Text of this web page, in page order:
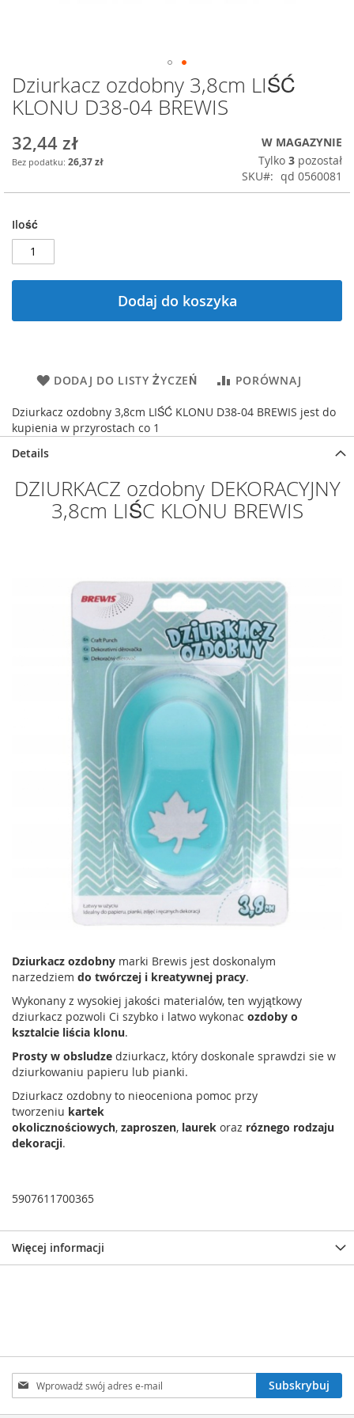
Przejdź
na
początek
Dziurkacz ozdobny 3,8cm LIŚĆ
KLONU D38-04 BREWIS
32,44 zł
26,37 zł
W MAGAZYNIE
Tylko 3 pozostał
SKU
qd 0560081
Ilość
Dodaj do koszyka
DODAJ DO LISTY ŻYCZEŃ PORÓWNAJ
Dziurkacz ozdobny 3,8cm LIŚĆ KLONU D38-04 BREWIS jest do
kupienia w przyrostach co 1
Details
DZIURKACZ ozdobny DEKORACYJNY
3,8cm LIŚC KLONU BREWIS
Dziurkacz ozdobny marki Brewis jest doskonalym
narzedziem do twórczej i kreatywnej pracy.
Wykonany z wysokiej jakości materialów, ten wyjątkowy
dziurkacz pozwoli Ci szybko i latwo wykonac ozdoby o
ksztalcie liścia klonu.
Prosty w obsludze dziurkacz, który doskonale sprawdzi sie w
dziurkowaniu papieru lub pianki.
Dziurkacz ozdobny to nieoceniona pomoc przy
tworzeniu kartek
okolicznościowych, zaproszen, laurek oraz róznego rodzaju
dekoracji.
5907611700365
Więcej informacji
Subskrybuj
nasz
newsletter:
Subskrybuj